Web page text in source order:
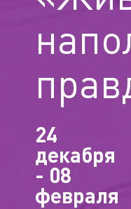
24
декабря
- 08
февраля